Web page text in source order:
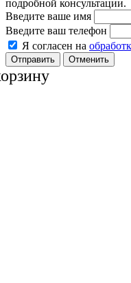
подробной консультации.
Введите ваше имя
Введите ваш телефон
Я согласен на
Отменить